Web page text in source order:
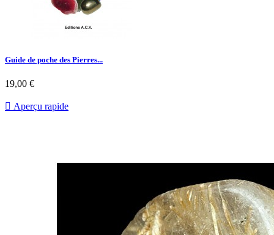
Guide de poche des Pierres...
19,00 €
 Aperçu rapide